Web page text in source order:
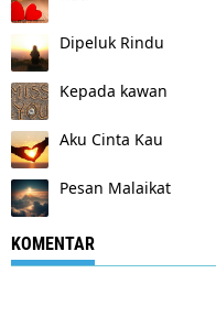
Dipeluk Rindu
Kepada kawan
Aku Cinta Kau
Pesan Malaikat
KOMENTAR